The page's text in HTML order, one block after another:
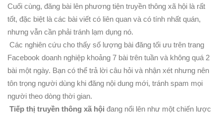
Cuối cùng, đăng bài lên phương tiện truyền thông xã hội là rất
tốt, đặc biệt là các bài viết có liên quan và có tính nhất quán,
nhưng vẫn cần phải tránh lạm dụng nó.
Các nghiên cứu cho thấy số lượng bài đăng tối ưu trên trang
Facebook doanh nghiệp khoảng 7 bài trên tuần và không quá 2
bài một ngày. Bạn có thể trả lời câu hỏi và nhận xét nhưng nên
tôn trọng người dùng khi đăng nội dung mới, tránh spam mọi
người theo dòng thời gian.
Tiếp thị truyền thông xã hội đang nổi lên như một chiến lược